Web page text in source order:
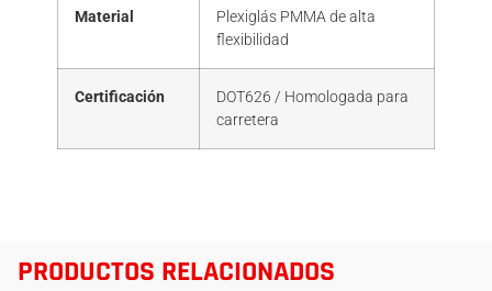
Material
Plexiglás PMMA de alta
flexibilidad
Certificación
DOT626 / Homologada para
carretera
PRODUCTOS RELACIONADOS